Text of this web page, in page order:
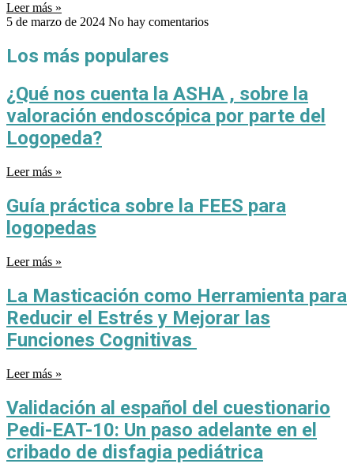
Leer más »
5 de marzo de 2024 No hay comentarios
Los más populares
¿Qué nos cuenta la ASHA , sobre la
valoración endoscópica por parte del
Logopeda?
Leer más »
Guía práctica sobre la FEES para
logopedas
Leer más »
La Masticación como Herramienta para
Reducir el Estrés y Mejorar las
Funciones Cognitivas
Leer más »
Validación al español del cuestionario
Pedi-EAT-10: Un paso adelante en el
cribado de disfagia pediátrica